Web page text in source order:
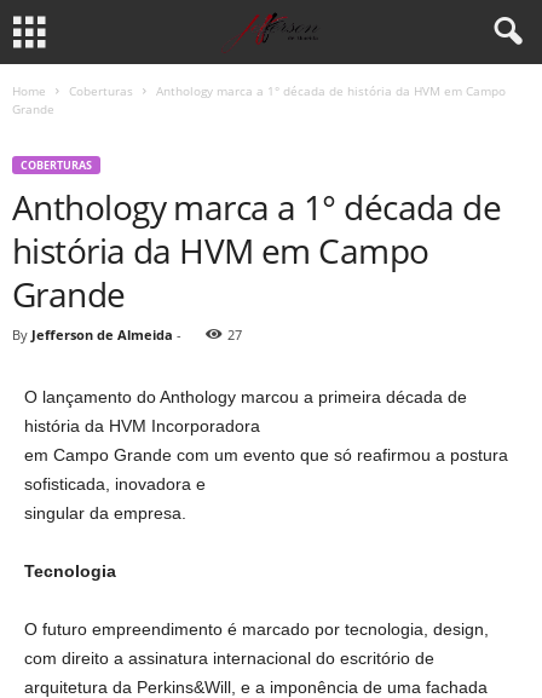
Home Coberturas
Anthology marca a 1° década de história da HVM em Campo
Grande
COBERTURAS
Anthology marca a 1° década de
história da HVM em Campo
Grande
By Jefferson de Almeida - 27
O lançamento do Anthology marcou a primeira década de
história da HVM Incorporadora
em Campo Grande com um evento que só reafirmou a postura
sofisticada, inovadora e
singular da empresa.
Tecnologia
O futuro empreendimento é marcado por tecnologia, design,
com direito a assinatura internacional do escritório de
arquitetura da Perkins&Will, e a imponência de uma fachada